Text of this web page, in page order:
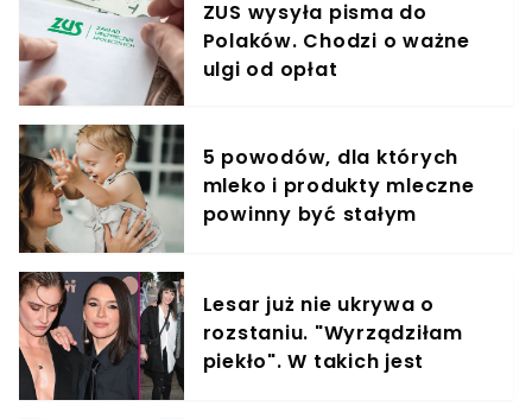
ZUS wysyła pisma do
Polaków. Chodzi o ważne
ulgi od opłat
5 powodów, dla których
mleko i produkty mleczne
powinny być stałym
Lesar już nie ukrywa o
rozstaniu. "Wyrządziłam
piekło". W takich jest